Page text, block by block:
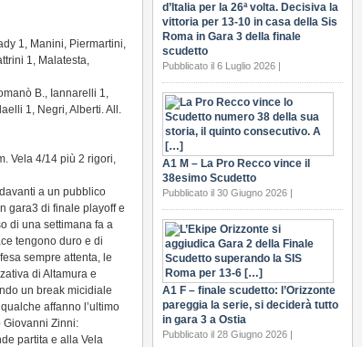
1, Manini, Piermartini,
1, Malatesta,
B., Iannarelli 1,
1, Negri, Alberti. All.
Vela 4/14 più 2 rigori,
a un pubblico
gara3 di finale playoff e
di una settimana fa a
tengono duro e di
sempre attenta, le
di Altamura e
un break micidiale
affanno l’ultimo
Giovanni Zinni:
partita e alla Vela
d’Italia per la 26ª volta. Decisiva la
vittoria per 13-10 in casa della Sis
Roma in Gara 3 della finale
scudetto
Pubblicato il 6 Luglio 2026 |
A1 M – La Pro Recco vince il
38esimo Scudetto
Pubblicato il 30 Giugno 2026 |
A1 F – finale scudetto: l’Orizzonte
pareggia la serie, si deciderà tutto
in gara 3 a Ostia
Pubblicato il 28 Giugno 2026 |